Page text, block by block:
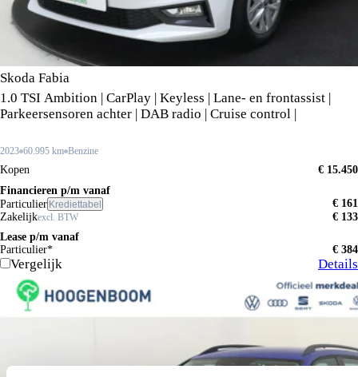
Skoda Fabia
1.0 TSI Ambition | CarPlay | Keyless | Lane- en frontassist |
Parkeersensoren achter | DAB radio | Cruise control |
2023 60.995 km Benzine
Kopen
€ 15.450
Financieren p/m vanaf
Particulier Krediettabel
€ 161
Zakelijkexcl. BTW
€ 133
Lease p/m vanaf
Particulier*
€ 384
Vergelijk Details